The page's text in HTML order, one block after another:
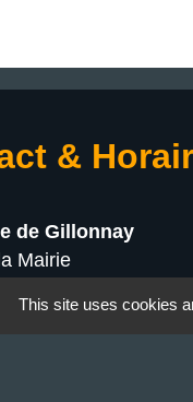
&
de Gillonnay
Mairie
53 44
This site uses cookies